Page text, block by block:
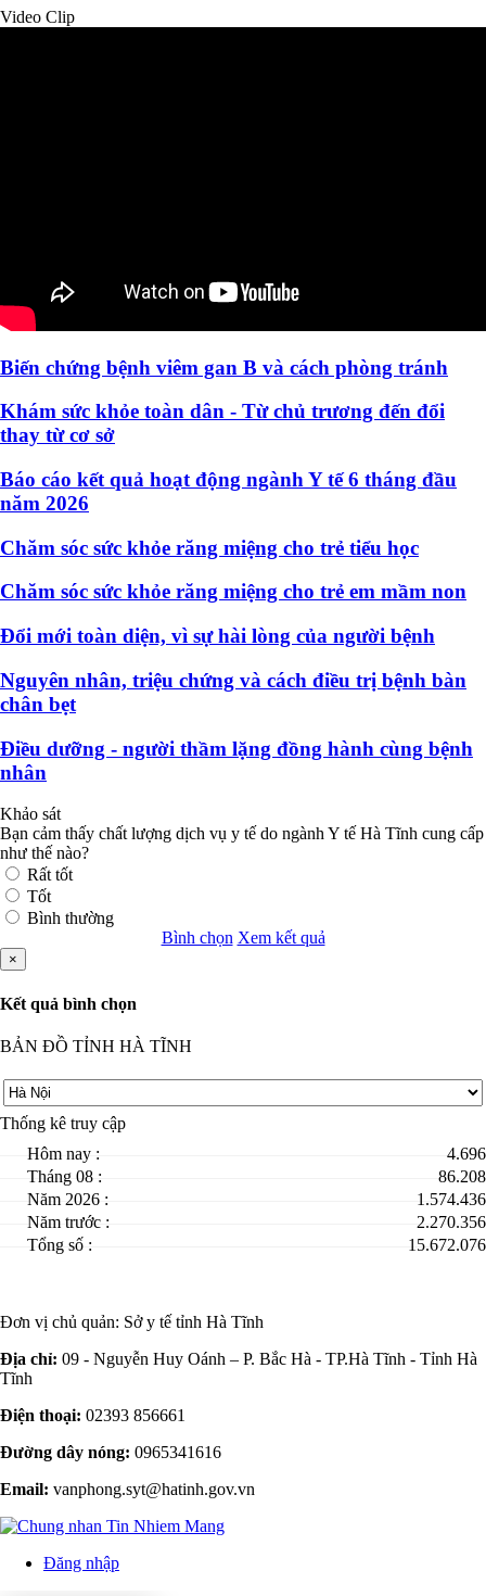
Video Clip
Biến chứng bệnh viêm gan B và cách phòng tránh
Khám sức khỏe toàn dân - Từ chủ trương đến đổi
thay từ cơ sở
Báo cáo kết quả hoạt động ngành Y tế 6 tháng đầu
năm 2026
Chăm sóc sức khỏe răng miệng cho trẻ tiểu học
Chăm sóc sức khỏe răng miệng cho trẻ em mầm non
Đổi mới toàn diện, vì sự hài lòng của người bệnh
Nguyên nhân, triệu chứng và cách điều trị bệnh bàn
chân bẹt
Điều dưỡng - người thầm lặng đồng hành cùng bệnh
nhân
Khảo sát
Bạn cảm thấy chất lượng dịch vụ y tế do ngành Y tế Hà Tĩnh cung cấp
như thế nào?
Rất tốt
Tốt
Bình thường
Bình chọn Xem kết quả
×
Kết quả bình chọn
BẢN ĐỒ TỈNH HÀ TĨNH
Thống kê truy cập
Hôm nay :
4.696
Tháng 08 :
86.208
Năm 2026 :
1.574.436
Năm trước :
2.270.356
Tổng số :
15.672.076
Đơn vị chủ quản: Sở y tế tỉnh Hà Tĩnh
Địa chỉ: 09 - Nguyễn Huy Oánh – P. Bắc Hà - TP.Hà Tĩnh - Tỉnh Hà
Tĩnh
Điện thoại: 02393 856661
Đường dây nóng: 0965341616
Email: vanphong.syt@hatinh.gov.vn
Đăng nhập